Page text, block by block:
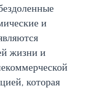
и
жизни и
которая